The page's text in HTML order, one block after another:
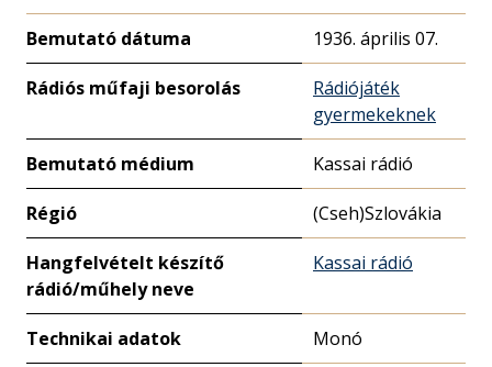
Bemutató dátuma 1936. április 07.
Rádiós műfaji besorolás
Rádiójáték
gyermekeknek
Bemutató médium Kassai rádió
Régió (Cseh)Szlovákia
Hangfelvételt készítő
rádió/műhely neve
Kassai rádió
Technikai adatok Monó